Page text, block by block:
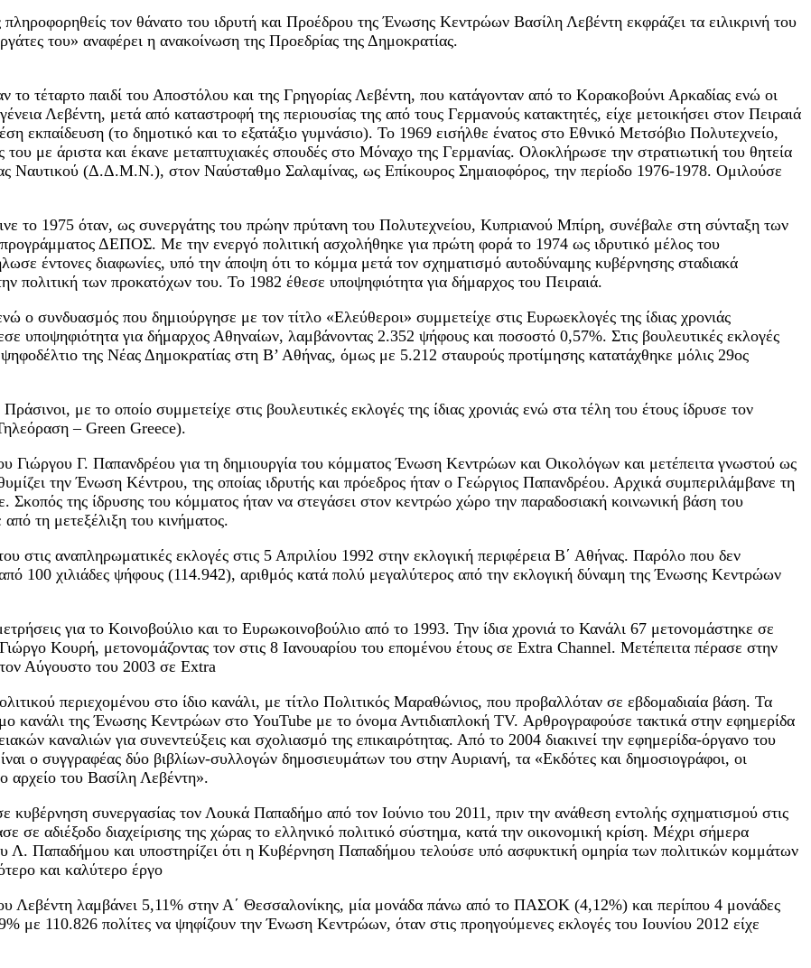
τον θάνατο του ιδρυτή και Προέδρου της Ένωσης Κεντρώων Βασίλη Λεβέντη εκφράζει τα ειλικρινή του
του» αναφέρει η ανακοίνωση της Προεδρίας της Δημοκρατίας.
τέταρτο παιδί του Αποστόλου και της Γρηγορίας Λεβέντη, που κατάγονταν από το Κορακοβούνι Αρκαδίας ενώ οι
Λεβέντη, μετά από καταστροφή της περιουσίας της από τους Γερμανούς κατακτητές, είχε μετοικήσει στον Πειραιά
εκπαίδευση (το δημοτικό και το εξατάξιο γυμνάσιο). Το 1969 εισήλθε ένατος στο Εθνικό Μετσόβιο Πολυτεχνείο,
με άριστα και έκανε μεταπτυχιακές σπουδές στο Μόναχο της Γερμανίας. Ολοκλήρωσε την στρατιωτική του θητεία
Ναυτικού (Δ.Δ.Μ.Ν.), στον Ναύσταθμο Σαλαμίνας, ως Επίκουρος Σημαιοφόρος, την περίοδο 1976-1978. Ομιλούσε
το 1975 όταν, ως συνεργάτης του πρώην πρύτανη του Πολυτεχνείου, Κυπριανού Μπίρη, συνέβαλε στη σύνταξη των
ΔΕΠΟΣ. Με την ενεργό πολιτική ασχολήθηκε για πρώτη φορά το 1974 ως ιδρυτικό μέλος του
έντονες διαφωνίες, υπό την άποψη ότι το κόμμα μετά τον σχηματισμό αυτοδύναμης κυβέρνησης σταδιακά
πολιτική των προκατόχων του. Το 1982 έθεσε υποψηφιότητα για δήμαρχος του Πειραιά.
συνδυασμός που δημιούργησε με τον τίτλο «Ελεύθεροι» συμμετείχε στις Ευρωεκλογές της ίδιας χρονιάς
υποψηφιότητα για δήμαρχος Αθηναίων, λαμβάνοντας 2.352 ψήφους και ποσοστό 0,57%. Στις βουλευτικές εκλογές
της Νέας Δημοκρατίας στη Β’ Αθήνας, όμως με 5.212 σταυρούς προτίμησης κατατάχθηκε μόλις 29ος
με το οποίο συμμετείχε στις βουλευτικές εκλογές της ίδιας χρονιάς ενώ στα τέλη του έτους ίδρυσε τον
– Green Greece).
Γιώργου Γ. Παπανδρέου για τη δημιουργία του κόμματος Ένωση Κεντρώων και Οικολόγων και μετέπειτα γνωστού ως
την Ένωση Κέντρου, της οποίας ιδρυτής και πρόεδρος ήταν ο Γεώργιος Παπανδρέου. Αρχικά συμπεριλάμβανε τη
της ίδρυσης του κόμματος ήταν να στεγάσει στον κεντρώο χώρο την παραδοσιακή κοινωνική βάση του
τη μετεξέλιξη του κινήματος.
στις αναπληρωματικές εκλογές στις 5 Απριλίου 1992 στην εκλογική περιφέρεια Β΄ Αθήνας. Παρόλο που δεν
100 χιλιάδες ψήφους (114.942), αριθμός κατά πολύ μεγαλύτερος από την εκλογική δύναμη της Ένωσης Κεντρώων
για το Κοινοβούλιο και το Ευρωκοινοβούλιο από το 1993. Την ίδια χρονιά το Κανάλι 67 μετονομάστηκε σε
Κουρή, μετονομάζοντας τον στις 8 Ιανουαρίου του επομένου έτους σε Extra Channel. Μετέπειτα πέρασε στην
Αύγουστο του 2003 σε Extra
περιεχομένου στο ίδιο κανάλι, με τίτλο Πολιτικός Μαραθώνιος, που προβαλλόταν σε εβδομαδιαία βάση. Τα
κανάλι της Ένωσης Κεντρώων στο YouTube με το όνομα Αντιδιαπλοκή TV. Αρθρογραφούσε τακτικά στην εφημερίδα
καναλιών για συνεντεύξεις και σχολιασμό της επικαιρότητας. Από το 2004 διακινεί την εφημερίδα-όργανο του
ο συγγραφέας δύο βιβλίων-συλλογών δημοσιευμάτων του στην Αυριανή, τα «Εκδότες και δημοσιογράφοι, οι
αρχείο του Βασίλη Λεβέντη».
κυβέρνηση συνεργασίας τον Λουκά Παπαδήμο από τον Ιούνιο του 2011, πριν την ανάθεση εντολής σχηματισμού στις
αδιέξοδο διαχείρισης της χώρας το ελληνικό πολιτικό σύστημα, κατά την οικονομική κρίση. Μέχρι σήμερα
Λ. Παπαδήμου και υποστηρίζει ότι η Κυβέρνηση Παπαδήμου τελούσε υπό ασφυκτική ομηρία των πολιτικών κομμάτων
και καλύτερο έργο
Λεβέντη λαμβάνει 5,11% στην Α΄ Θεσσαλονίκης, μία μονάδα πάνω από το ΠΑΣΟΚ (4,12%) και περίπου 4 μονάδες
110.826 πολίτες να ψηφίζουν την Ένωση Κεντρώων, όταν στις προηγούμενες εκλογές του Ιουνίου 2012 είχε